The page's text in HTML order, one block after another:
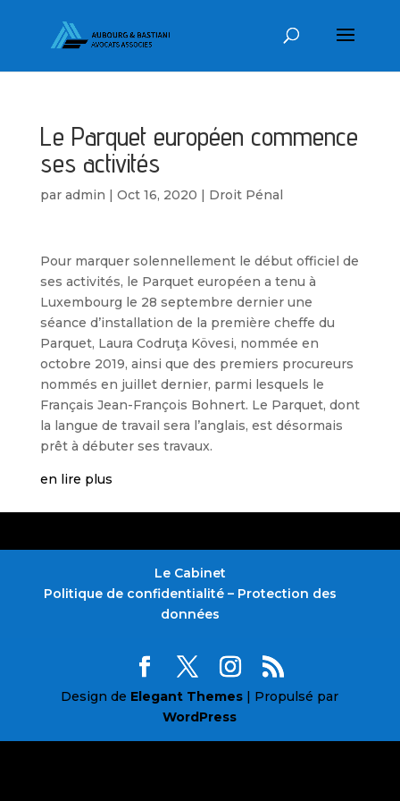
Le Parquet européen commence
ses activités
par admin | Oct 16, 2020 | Droit Pénal
Pour marquer solennellement le début officiel de
ses activités, le Parquet européen a tenu à
Luxembourg le 28 septembre dernier une
séance d’installation de la première cheffe du
Parquet, Laura Codruţa Kövesi, nommée en
octobre 2019, ainsi que des premiers procureurs
nommés en juillet dernier, parmi lesquels le
Français Jean-François Bohnert. Le Parquet, dont
la langue de travail sera l’anglais, est désormais
prêt à débuter ses travaux.
en lire plus
Le Cabinet
Politique de confidentialité – Protection des
données
Design de Elegant Themes | Propulsé par
WordPress